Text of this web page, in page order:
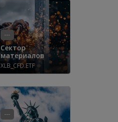
---
Сектор
материалов
XLB_CFD.ETF
---